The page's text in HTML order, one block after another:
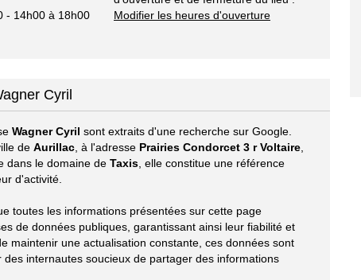
- 14h00 à 18h00
Modifier les heures d'ouverture
Cyril
Wagner Cyril sont extraits d'une recherche sur Google.
de Aurillac , à l'adresse Prairies Condorcet 3 r Voltaire
dans le domaine de Taxis , elle constitue une référence
d'activité.
toutes les informations présentées sur cette page
de données publiques, garantissant ainsi leur fiabilité et
maintenir une actualisation constante, ces données sont
internautes soucieux de partager des informations